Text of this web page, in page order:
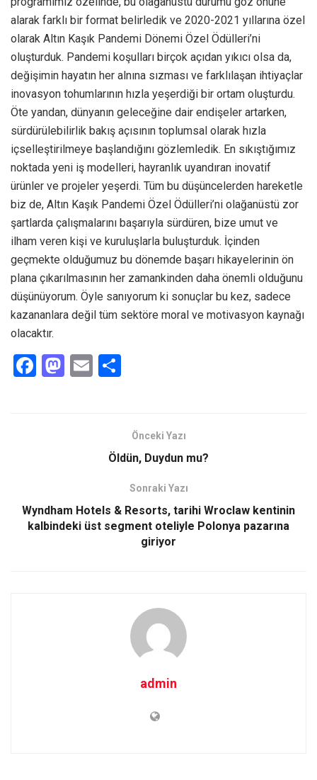
alarak farklı bir format belirledik ve 2020-2021 yıllarına özel
olarak Altın Kaşık Pandemi Dönemi Özel Ödülleri’ni
oluşturduk. Pandemi koşulları birçok açıdan yıkıcı olsa da,
değişimin hayatın her alnına sızması ve farklılaşan ihtiyaçlar
inovasyon tohumlarının hızla yeşerdiği bir ortam oluşturdu.
Öte yandan, dünyanın geleceğine dair endişeler artarken,
sürdürülebilirlik bakış açısının toplumsal olarak hızla
içselleştirilmeye başlandığını gözlemledik. En sıkıştığımız
noktada yeni iş modelleri, hayranlık uyandıran inovatif
ürünler ve projeler yeşerdi. Tüm bu düşüncelerden hareketle
biz de, Altın Kaşık Pandemi Özel Ödülleri’ni olağanüstü zor
şartlarda çalışmalarını başarıyla sürdüren, bize umut ve
ilham veren kişi ve kuruluşlarla buluşturduk. İçinden
geçmekte olduğumuz bu dönemde başarı hikayelerinin ön
plana çıkarılmasının her zamankinden daha önemli olduğunu
düşünüyorum. Öyle sanıyorum ki sonuçlar bu kez, sadece
kazananlara değil tüm sektöre moral ve motivasyon kaynağı
olacaktır.
F
k
M
n
E
Önceki Yazı
Öldün, Duydun mu?
Sonraki Yazı
Wyndham Hotels & Resorts, tarihi Wroclaw kentinin
kalbindeki üst segment oteliyle Polonya pazarına
giriyor
admin